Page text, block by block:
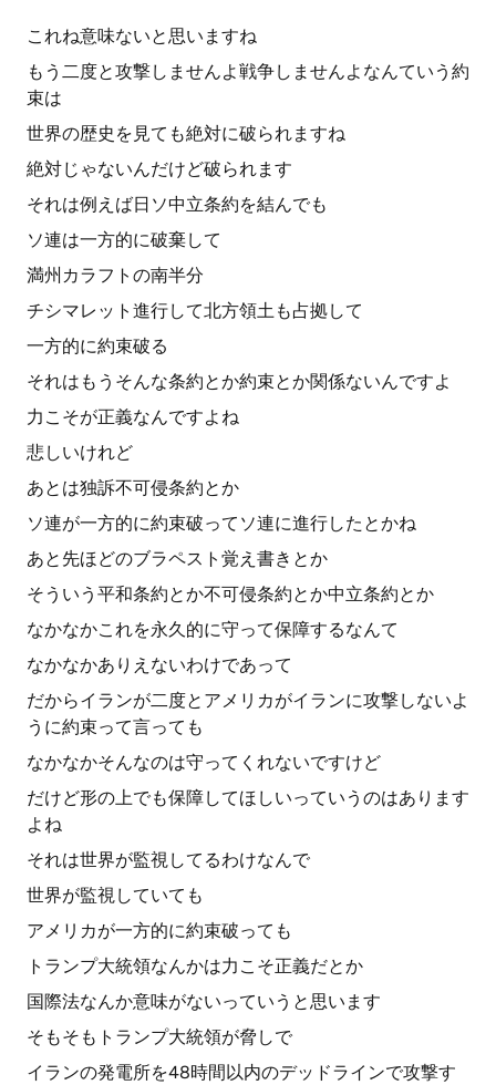
これね意味ないと思いますね
もう二度と攻撃しませんよ戦争しませんよなんていう約
束は
世界の歴史を見ても絶対に破られますね
絶対じゃないんだけど破られます
それは例えば日ソ中立条約を結んでも
ソ連は一方的に破棄して
満州カラフトの南半分
チシマレット進行して北方領土も占拠して
一方的に約束破る
それはもうそんな条約とか約束とか関係ないんですよ
力こそが正義なんですよね
悲しいけれど
あとは独訴不可侵条約とか
ソ連が一方的に約束破ってソ連に進行したとかね
あと先ほどのブラペスト覚え書きとか
そういう平和条約とか不可侵条約とか中立条約とか
なかなかこれを永久的に守って保障するなんて
なかなかありえないわけであって
だからイランが二度とアメリカがイランに攻撃しないよ
うに約束って言っても
なかなかそんなのは守ってくれないですけど
だけど形の上でも保障してほしいっていうのはあります
よね
それは世界が監視してるわけなんで
世界が監視していても
アメリカが一方的に約束破っても
トランプ大統領なんかは力こそ正義だとか
国際法なんか意味がないっていうと思います
そもそもトランプ大統領が脅しで
イランの発電所を48時間以内のデッドラインで攻撃す